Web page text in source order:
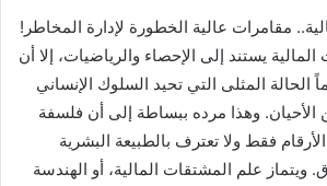
مقامرات عالية الخطورة لإدارة المخاطر!
يستند إلى الإحصاء والرياضيات، إلا أن
الحالة المثلى التي تحيد السلوك الإنساني
الأحيان. وهذا مرده ببساطة إلى أن فلسفة
فقط ولا تعترف بالطبيعة البشرية
ويتماز علم المشتقات المالية، أو الهندسة